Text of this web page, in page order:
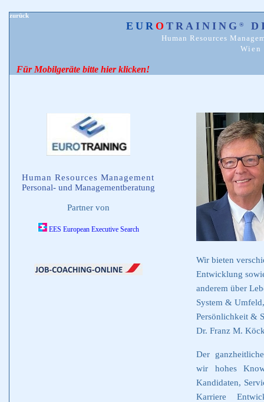
zurück
EUR O TRAINING ®
Human Resources
Wien
Für Mobilgeräte bitte hier klicken!
Human Resources Management
Personal- und Managementberatung
Partner von
EES European Executive Search
Wir bieten
Entwicklung
anderem über
System &
Persönlichkeit &
Dr. Franz M.
Der
wir hohes
Kandidaten,
Karriere